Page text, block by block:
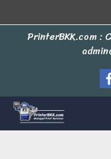
PrinterBKK.com :